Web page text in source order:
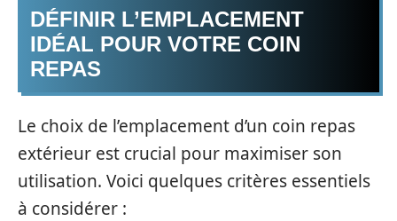
DÉFINIR L’EMPLACEMENT
IDÉAL POUR VOTRE COIN
REPAS
Le choix de l’emplacement d’un coin repas
extérieur est crucial pour maximiser son
utilisation. Voici quelques critères essentiels
à considérer :